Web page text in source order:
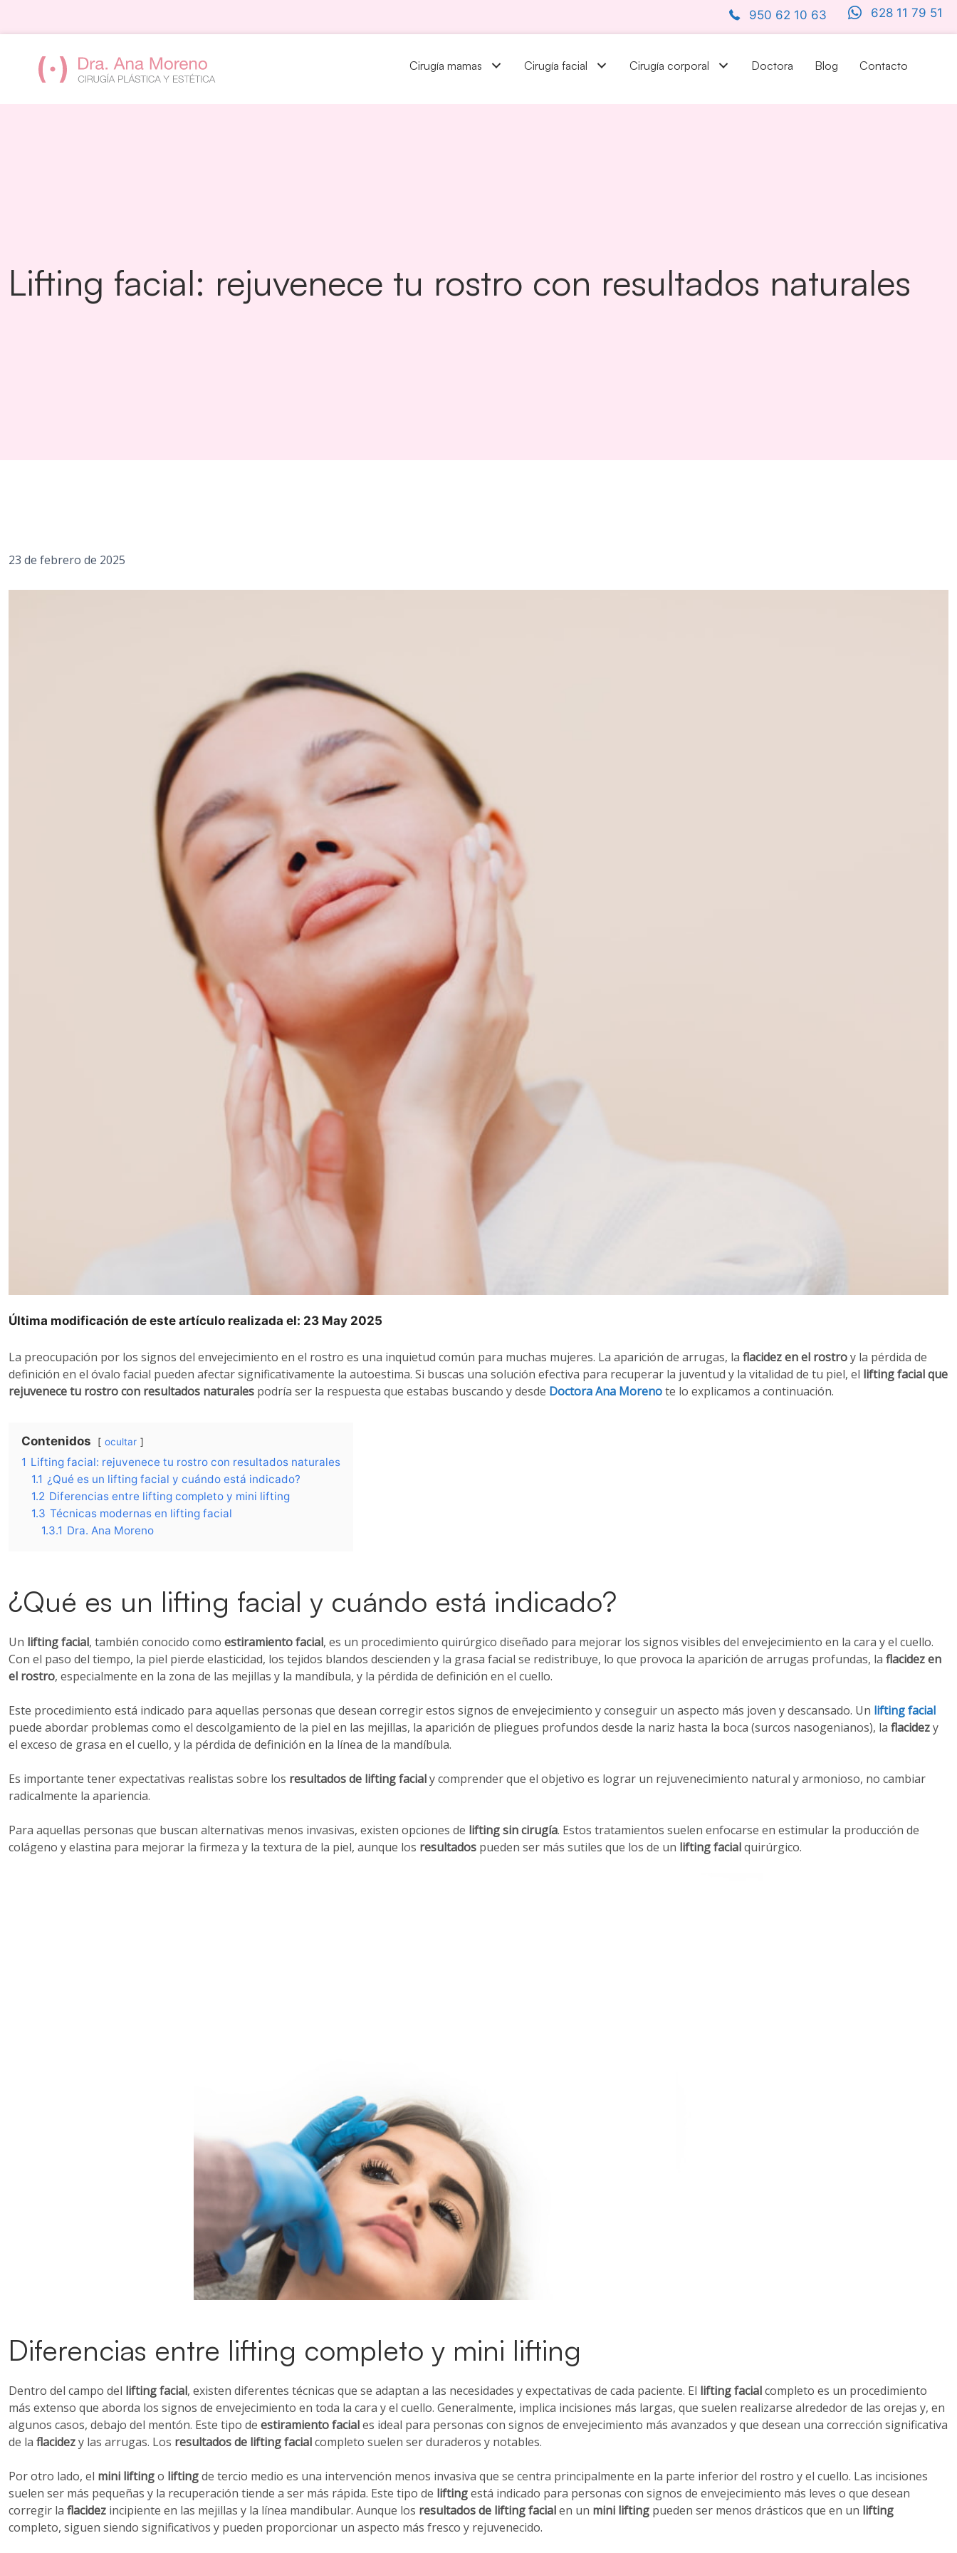
950 62 10 63 628 11 79 51
Cirugía mamas Cirugía facial Cirugía corporal Doctora Blog Contacto
Lifting facial: rejuvenece tu rostro con resultados naturales
23 de febrero de 2025
Última modificación de este artículo realizada el: 23 May 2025
La preocupación por los signos del envejecimiento en el rostro es una inquietud común para muchas mujeres. La aparición de arrugas, la flacidez en el rostroy la pérdida de
definición en el óvalo facial pueden afectar significativamente la autoestima. Si buscas una solución efectiva para recuperar la juventud y la vitalidad de tu piel, el lifting facial que
rejuvenece tu rostro con resultados naturales podría ser la respuesta que estabas buscando y desde Doctora Ana Morenote lo explicamos a continuación.
Contenidos ocultar
1 Lifting facial: rejuvenece tu rostro con resultados naturales
1.1 ¿Qué es un lifting facial y cuándo está indicado?
1.2 Diferencias entre lifting completo y mini lifting
1.3 Técnicas modernas en lifting facial
1.3.1 Dra. Ana Moreno
¿Qué es un lifting facial y cuándo está indicado?
Un lifting facial, también conocido como estiramiento facial, es un procedimiento quirúrgico diseñado para mejorar los signos visibles del envejecimiento en la cara y el cuello.
Con el paso del tiempo, la piel pierde elasticidad, los tejidos blandos descienden y la grasa facial se redistribuye, lo que provoca la aparición de arrugas profundas, la flacidez en
el rostro, especialmente en la zona de las mejillas y la mandíbula, y la pérdida de definición en el cuello.
Este procedimiento está indicado para aquellas personas que desean corregir estos signos de envejecimiento y conseguir un aspecto más joven y descansado. Un lifting facial
puede abordar problemas como el descolgamiento de la piel en las mejillas, la aparición de pliegues profundos desde la nariz hasta la boca (surcos nasogenianos), la flacidezy
el exceso de grasa en el cuello, y la pérdida de definición en la línea de la mandíbula.
Es importante tener expectativas realistas sobre los resultados de lifting facialy comprender que el objetivo es lograr un rejuvenecimiento natural y armonioso, no cambiar
radicalmente la apariencia.
Para aquellas personas que buscan alternativas menos invasivas, existen opciones de lifting sin cirugía. Estos tratamientos suelen enfocarse en estimular la producción de
colágeno y elastina para mejorar la firmeza y la textura de la piel, aunque los resultados pueden ser más sutiles que los de un lifting facialquirúrgico.
Diferencias entre lifting completo y mini lifting
Dentro del campo del lifting facial, existen diferentes técnicas que se adaptan a las necesidades y expectativas de cada paciente. El lifting facialcompleto es un procedimiento
más extenso que aborda los signos de envejecimiento en toda la cara y el cuello. Generalmente, implica incisiones más largas, que suelen realizarse alrededor de las orejas y, en
algunos casos, debajo del mentón. Este tipo de estiramiento faciales ideal para personas con signos de envejecimiento más avanzados y que desean una corrección significativa
de la flacidezy las arrugas. Los resultados de lifting facialcompleto suelen ser duraderos y notables.
Por otro lado, el mini liftingo liftingde tercio medio es una intervención menos invasiva que se centra principalmente en la parte inferior del rostro y el cuello. Las incisiones
suelen ser más pequeñas y la recuperación tiende a ser más rápida. Este tipo de liftingestá indicado para personas con signos de envejecimiento más leves o que desean
corregir la flacidez incipiente en las mejillas y la línea mandibular. Aunque los resultados de lifting facialen un mini lifting pueden ser menos drásticos que en un lifting
completo, siguen siendo significativos y pueden proporcionar un aspecto más fresco y rejuvenecido.